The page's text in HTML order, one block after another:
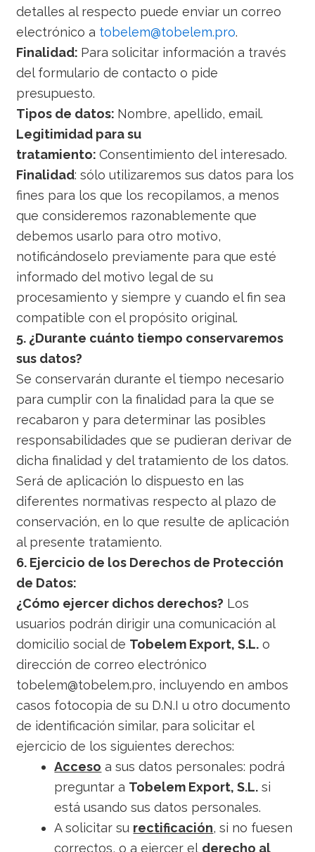
detalles al respecto puede enviar un correo
electrónico a tobelem@tobelem.pro.
Finalidad: Para solicitar información a través
del formulario de contacto o pide
presupuesto.
Tipos de datos: Nombre, apellido, email.
Legitimidad para su
tratamiento:Consentimiento del interesado.
Finalidad: sólo utilizaremos sus datos para los
fines para los que los recopilamos, a menos
que consideremos razonablemente que
debemos usarlo para otro motivo,
notificándoselo previamente para que esté
informado del motivo legal de su
procesamiento y siempre y cuando el fin sea
compatible con el propósito original.
5. ¿Durante cuánto tiempo conservaremos
sus datos?
Se conservarán durante el tiempo necesario
para cumplir con la finalidad para la que se
recabaron y para determinar las posibles
responsabilidades que se pudieran derivar de
dicha finalidad y del tratamiento de los datos.
Será de aplicación lo dispuesto en las
diferentes normativas respecto al plazo de
conservación, en lo que resulte de aplicación
al presente tratamiento.
6. Ejercicio de los Derechos de Protección
de Datos:
¿Cómo ejercer dichos derechos? Los
usuarios podrán dirigir una comunicación al
domicilio social de Tobelem Export, S.L. o
dirección de correo electrónico
tobelem@tobelem.pro, incluyendo en ambos
casos fotocopia de su D.N.I u otro documento
de identificación similar, para solicitar el
ejercicio de los siguientes derechos:
Acceso a sus datos personales: podrá
preguntar a Tobelem Export, S.L. si
está usando sus datos personales.
A solicitar su rectificación, si no fuesen
correctos, o a ejercer el derecho al